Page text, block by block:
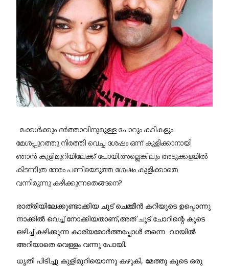
മക്കൾക്കും ഭർത്താവിനുമുള്ള ചോറും കറികളും
മേശപ്പുറത്തു നിരത്തി വെച്ച ശേഷം ഒന്ന് കുളിക്കാനായി
ഞാൻ കുളിമുറിയിലേക്ക് പോയി.അല്ലെങ്കിലും അടുക്കളയിൽ
കിടന്നിത്ര നേരം പണിയെടുത്ത ശേഷം കുളിക്കാതെ
വന്നിരുന്നു കഴിക്കുന്നതെങ്ങനെ?
രാത്രിയിലേക്കുണ്ടാക്കിയ ചൂട് ചെമ്മീൻ കറിയുടെ ഉപ്പൊന്നു
നാക്കിൽ വെച്ച് നോക്കിയതാണ്,അത് ചൂട് ചോറിന്റെ കൂടെ
ഒഴിച്ച് കഴിക്കുന്ന കാര്യമോർത്തപ്പോൾ തന്നെ  വായിൽ
അറിയാതെ വെള്ളം വന്നു പോയി.
ധൃതി പിടിച്ചു കുളിമുറിയൊന്നു കഴുകി, മേത്തു കൂടെ ഒരു